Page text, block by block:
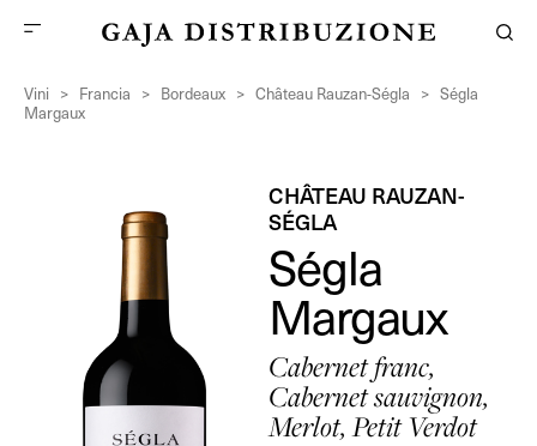
Vini > Francia > Bordeaux > Château Rauzan-Ségla > Ségla
Margaux
CHÂTEAU RAUZAN-
SÉGLA
Ségla
Margaux
Cabernet franc,
Cabernet sauvignon,
Merlot, Petit Verdot